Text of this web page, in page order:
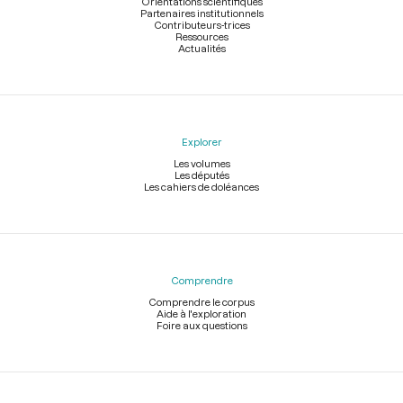
Partenaires institutionnels
Contributeurs-trices
Ressources
Actualités
Explorer
Les volumes
Les députés
Les cahiers de doléances
Comprendre
Comprendre le corpus
Aide à l'exploration
Foire aux questions